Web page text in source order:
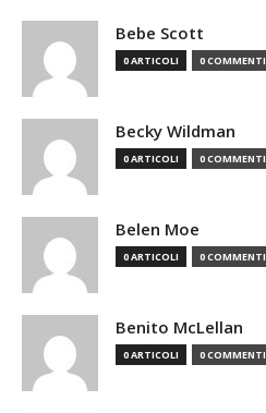
Bebe Scott
0 ARTICOLI 0 COMMENTI
Becky Wildman
0 ARTICOLI 0 COMMENTI
Belen Moe
0 ARTICOLI 0 COMMENTI
Benito McLellan
0 ARTICOLI 0 COMMENTI